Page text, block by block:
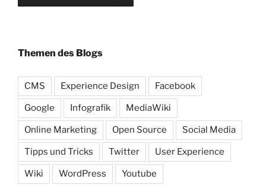
Themen des Blogs
CMS Experience Design Facebook
Google Infografik MediaWiki
Online Marketing Open Source Social Media
Tipps und Tricks Twitter User Experience
Wiki WordPress Youtube